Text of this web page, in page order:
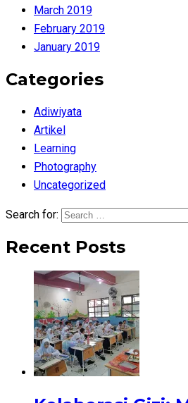
March 2019
February 2019
January 2019
Categories
Adiwiyata
Artikel
Learning
Photography
Uncategorized
Search for:
Recent Posts